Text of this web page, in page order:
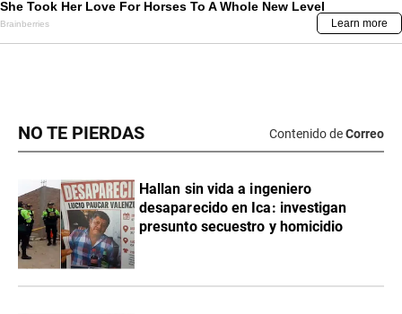
NO TE PIERDAS Contenido deCorreo
Hallan sin vida a ingeniero
desaparecido en Ica: investigan
presunto secuestro y homicidio